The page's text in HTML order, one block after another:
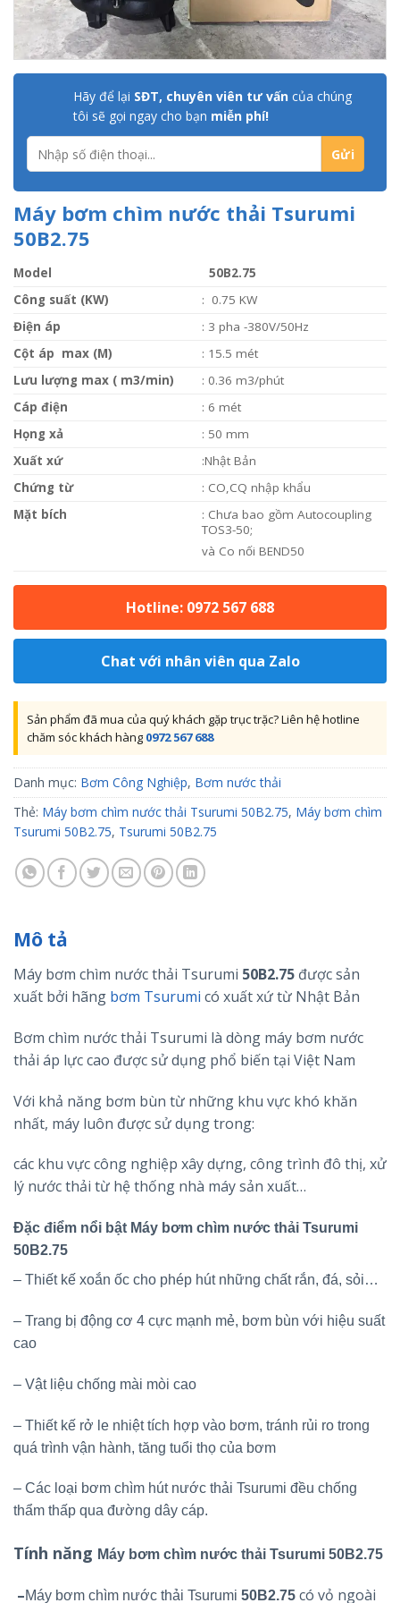
Hãy để lại SĐT, chuyên viên tư vấn của chúng
tôi sẽ gọi ngay cho bạn miễn phí!
Máy bơm chìm nước thải Tsurumi
50B2.75
Model
50B2.75
Công suất (KW)
: 0.75 KW
Điện áp
: 3 pha -380V/50Hz
Cột áp max (M)
: 15.5 mét
Lưu lượng max ( m3/min)
: 0.36 m3/phút
Cáp điện
: 6 mét
Họng xả
: 50 mm
Xuất xứ
:Nhật Bản
Chứng từ
: CO,CQ nhập khẩu
Mặt bích
: Chưa bao gồm Autocoupling
TOS3-50;
và Co nối BEND50
Hotline: 0972 567 688
Chat với nhân viên qua Zalo
Sản phẩm đã mua của quý khách gặp trục trặc? Liên hệ hotline
chăm sóc khách hàng 0972 567 688
Danh mục: Bơm Công Nghiệp, Bơm nước thải
Thẻ: Máy bơm chìm nước thải Tsurumi 50B2.75, Máy bơm chìm
Tsurumi 50B2.75, Tsurumi 50B2.75
Mô tả
Máy bơm chìm nước thải Tsurumi 50B2.75 được sản
xuất bởi hãng bơm Tsurumi có xuất xứ từ Nhật Bản
Bơm chìm nước thải Tsurumi là dòng máy bơm nước
thải áp lực cao được sử dụng phổ biến tại Việt Nam
Với khả năng bơm bùn từ những khu vực khó khăn
nhất, máy luôn được sử dụng trong:
các khu vực công nghiệp xây dựng, công trình đô thị, xử
lý nước thải từ hệ thống nhà máy sản xuất…
Đặc điểm nổi bật Máy bơm chìm nước thải Tsurumi
50B2.75
– Thiết kế xoắn ốc cho phép hút những chất rắn, đá, sỏi…
– Trang bị động cơ 4 cực mạnh mẻ, bơm bùn với hiệu suất
cao
– Vật liệu chống mài mòi cao
– Thiết kế rở le nhiệt tích hợp vào bơm, tránh rủi ro trong
quá trình vận hành, tăng tuổi thọ của bơm
– Các loại bơm chìm hút nước thải Tsurumi đều chống
thẩm thấp qua đường dây cáp.
Tính năng Máy bơm chìm nước thải Tsurumi 50B2.75
–Máy bơm chìm nước thải Tsurumi 50B2.75 có vỏ ngoài